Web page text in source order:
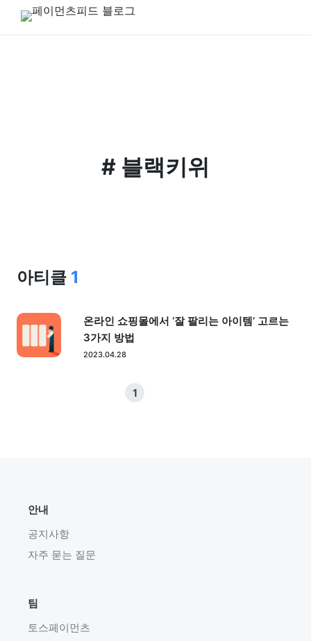
# 블랙키위
아티클 1
온라인 쇼핑몰에서 ‘잘 팔리는 아이템’ 고르는
3가지 방법
2023.04.28
1
안내
공지사항
자주 묻는 질문
팀
토스페이먼츠